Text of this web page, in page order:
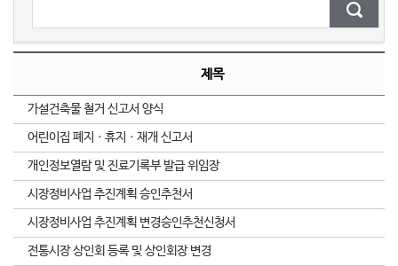
제목
가설건축물 철거 신고서 양식
어린이집 폐지ㆍ휴지ㆍ재개 신고서
개인정보열람 및 진료기록부 발급 위임장
시장정비사업 추진계획 승인추천서
시장정비사업 추진계획 변경승인추천신청서
전통시장 상인회 등록 및 상인회장 변경